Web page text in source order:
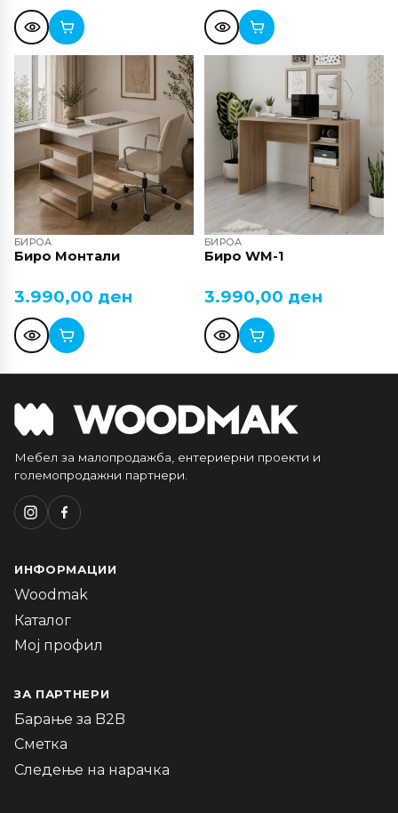
БИРОА
Биро Монтали
3.990,00 ден
БИРОА
Биро WM-1
3.990,00 ден
Мебел за малопродажба, ентериерни проекти и
големопродажни партнери.
ИНФОРМАЦИИ
Woodmak
Каталог
Мој профил
ЗА ПАРТНЕРИ
Барање за B2B
Сметка
Следење на нарачка